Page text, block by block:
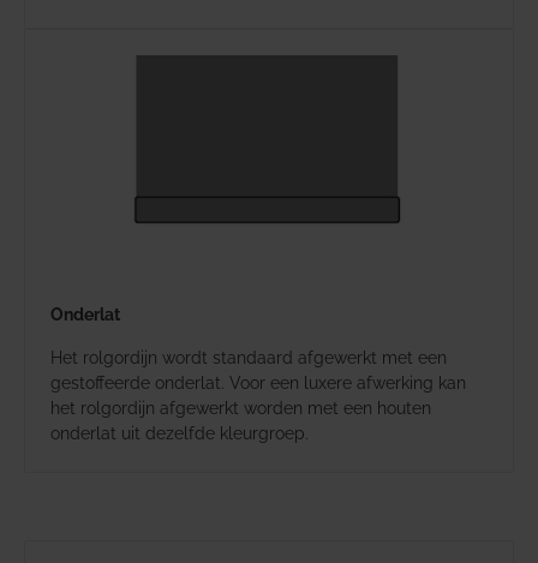
Onderlat
Het rolgordijn wordt standaard afgewerkt met een
gestoffeerde onderlat. Voor een luxere afwerking kan
het rolgordijn afgewerkt worden met een houten
onderlat uit dezelfde kleurgroep.